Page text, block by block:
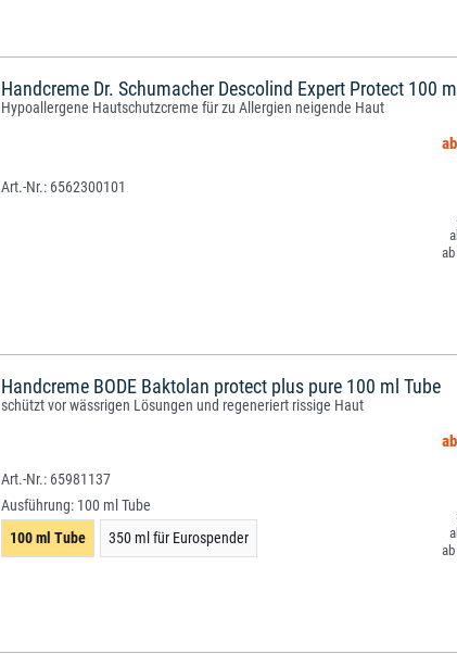
Handcreme Dr. Schumacher Descolind Expert Protect 100 ml
Hypoallergene Hautschutzcreme für zu Allergien neigende Haut
6562300101
Handcreme BODE Baktolan protect plus pure 100 ml Tube
schützt vor wässrigen Lösungen und regeneriert rissige Haut
65981137
Ausführung: 100 ml Tube
100 ml Tube
350 ml für Eurospender